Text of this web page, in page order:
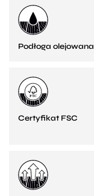
Podłoga olejowana
Certyfikat FSC